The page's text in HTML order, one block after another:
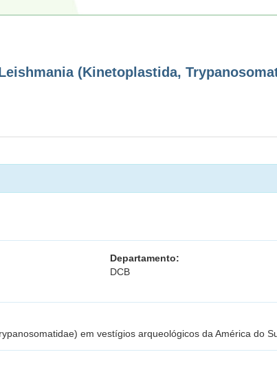
(Kinetoplastida,
Departamento:
DCB
em vestígios arqueológicos da América do